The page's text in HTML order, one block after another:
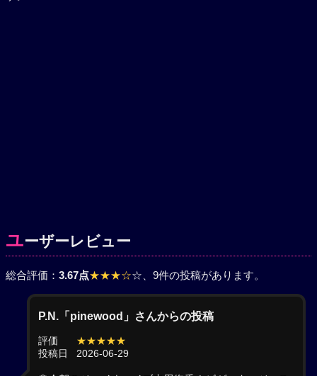
ユーザーレビュー
総合評価： 3.67点★★★☆☆ 、9件の投稿があります。
P.N.「pinewood」さんからの投稿
評価
★★★★★
投稿日
2026-06-29